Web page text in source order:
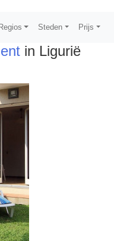
Regios Steden Prijs
in Ligurië